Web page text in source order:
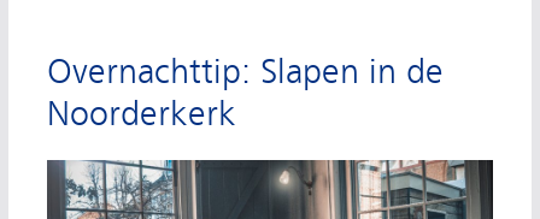
Overnachttip: Slapen in de
Noorderkerk